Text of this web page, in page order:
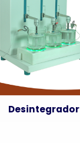
Desintegrador